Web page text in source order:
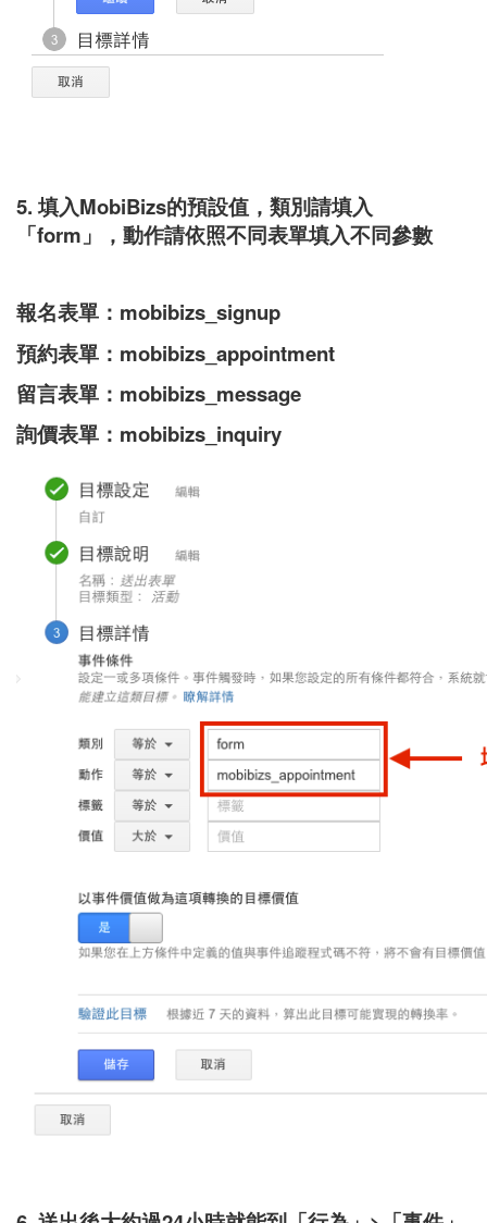
5. 填入MobiBizs的預設值，類別請填入
「form」，動作請依照不同表單填入不同參數
報名表單： mobibizs_signup
預約表單： mobibizs_appointment
留言表單： mobibizs_message
詢價表單： mobibizs_inquiry